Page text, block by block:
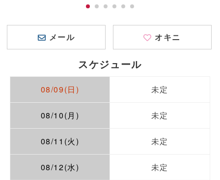
メール オキニ
スケジュール
08/09(日) 未定
08/10(月) 未定
08/11(火) 未定
08/12(水) 未定